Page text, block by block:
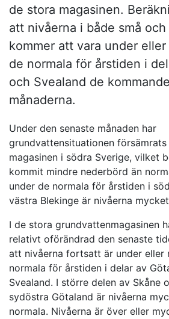
de stora magasinen.
att nivåerna i både små
kommer att vara under
de normala för årstiden i
och Svealand de
månaderna.
Under den senaste månaden har
grundvattensituationen
magasinen i södra Sverige, vilket
kommit mindre nederbörd än
under de normala för årstiden i
västra Blekinge är nivåerna
I de stora grundvattenmagasinen
relativt oförändrad den senaste
att nivåerna fortsatt är under eller
normala för årstiden i delar av
Svealand. I större delen av Skåne
sydöstra Götaland är nivåerna
normala. Nivåerna är över eller